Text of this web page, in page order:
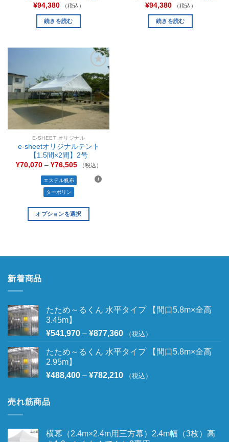
¥94,380 （税込）
続きを読む
¥94,380 （税込）
続きを読む
お気
に入
りに
追加
E-SHEET オリジナル
e-sheetオリジナルテント
【1.5間×2間】2号
¥70,070– ¥76,505 （税込）
エステル帆布
ターポリン
オプションを選択
新着商品
たため～るくん 水平タイプ 【間口5.8m×全高
3.45m】
¥541,970 – ¥877,360 （税込）
たため～るくん 水平タイプ 【間口5.8m×全高
2.95m】
¥488,400 – ¥782,210 （税込）
売れ筋商品
横幕（2.4m×2.4m用三方幕）2.4m幅（3枚）高